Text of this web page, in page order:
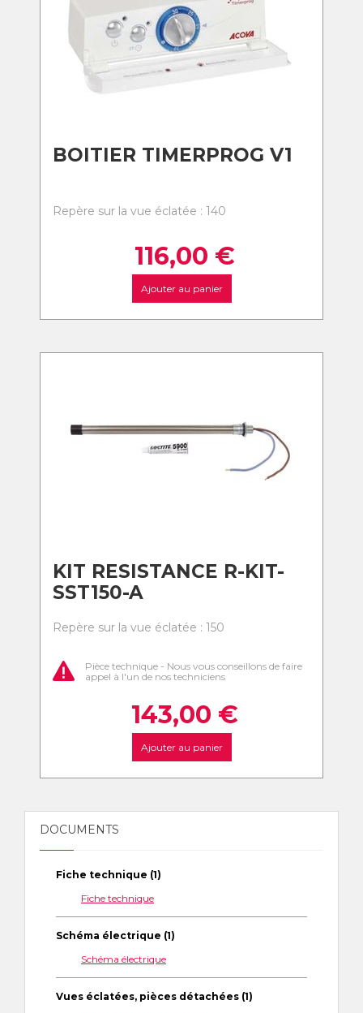
BOITIER TIMERPROG V1
Repère sur la vue éclatée : 140
116,00 €
Ajouter au panier
KIT RESISTANCE R-KIT-
SST150-A
Repère sur la vue éclatée : 150
Pièce technique - Nous vous conseillons de faire
appel à l'un de nos techniciens
143,00 €
Ajouter au panier
DOCUMENTS
Fiche technique (1)
Fiche technique
Schéma électrique (1)
Schéma électrique
Vues éclatées, pièces détachées (1)